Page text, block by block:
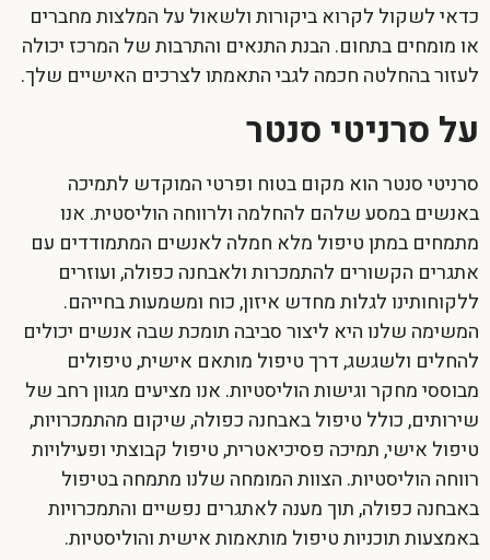
כדאי לשקול לקרוא ביקורות ולשאול על המלצות מחברים
או מומחים בתחום. הבנת התנאים והתרבות של המרכז יכולה
לעזור בהחלטה חכמה לגבי התאמתו לצרכים האישיים שלך.
על סרניטי סנטר
סרניטי סנטר הוא מקום בטוח ופרטי המוקדש לתמיכה
באנשים במסע שלהם להחלמה ולרווחה הוליסטית. אנו
מתמחים במתן טיפול מלא חמלה לאנשים המתמודדים עם
אתגרים הקשורים להתמכרות ולאבחנה כפולה, ועוזרים
ללקוחותינו לגלות מחדש איזון, כוח ומשמעות בחייהם.
המשימה שלנו היא ליצור סביבה תומכת שבה אנשים יכולים
להחלים ולשגשג, דרך טיפול מותאם אישית, טיפולים
מבוססי מחקר וגישות הוליסטיות. אנו מציעים מגוון רחב של
שירותים, כולל טיפול באבחנה כפולה, שיקום מהתמכרויות,
טיפול אישי, תמיכה פסיכיאטרית, טיפול קבוצתי ופעילויות
רווחה הוליסטיות. הצוות המומחה שלנו מתמחה בטיפול
באבחנה כפולה, תוך מענה לאתגרים נפשיים והתמכרויות
באמצעות תוכניות טיפול מותאמות אישית והוליסטיות.